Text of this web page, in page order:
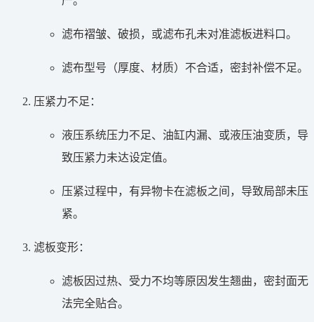
滤布褶皱、破损，或滤布孔未对准滤板进料口。
滤布型号（厚度、材质）不合适，密封补偿不足。
压紧力不足：
液压系统压力不足、油缸内漏、或液压油变质，导
致压紧力未达设定值。
压紧过程中，有异物卡在滤板之间，导致局部未压
紧。
滤板变形：
滤板因过热、受力不均等原因发生翘曲，密封面无
法完全贴合。